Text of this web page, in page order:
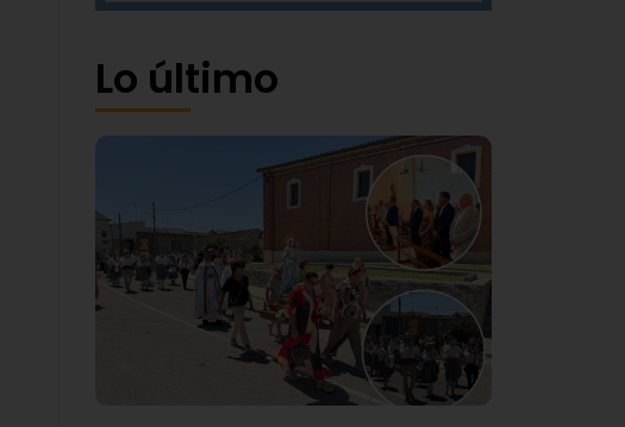
Lo último